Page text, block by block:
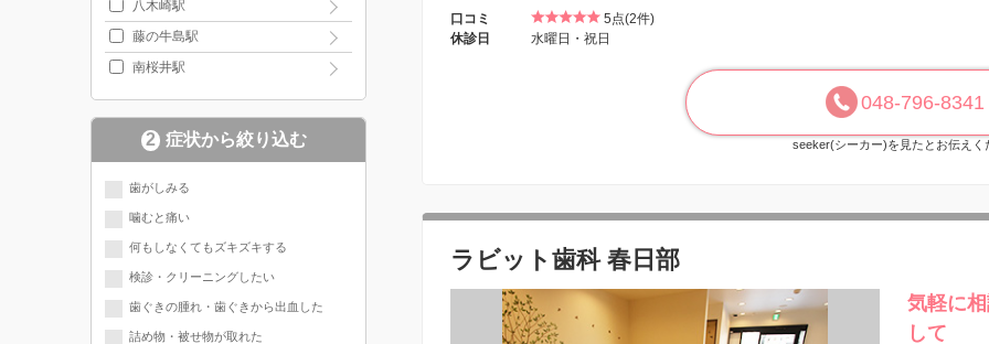
八木崎駅
藤の牛島駅
南桜井駅
2 症状から絞り込む
歯がしみる
噛むと痛い
何もしなくてもズキズキする
検診・クリーニングしたい
歯ぐきの腫れ・歯ぐきから出血した
詰め物・被せ物が取れた
口コミ
5点(2件)
休診日
水曜日・祝日
048-796-8341
seeker(シーカー)を見たとお伝えく
ラビット歯科 春日部
気軽に
して